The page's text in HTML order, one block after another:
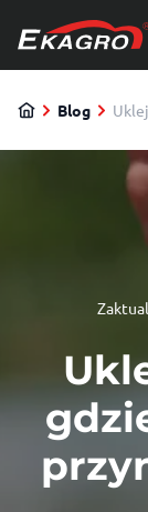
Blog